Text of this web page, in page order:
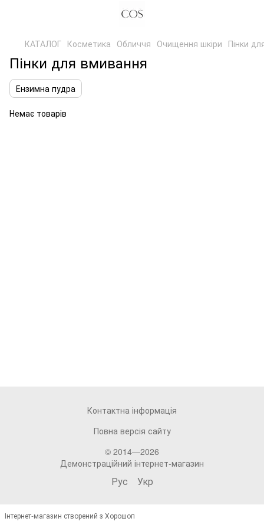
КАТАЛОГ Косметика Обличчя Очищення шкіри Пінки
Пінки для вмивання
Ензимна пудра
Немає товарів
Контактна інформація
Повна версія сайту
© 2014—2026
Демонстраційний інтернет-магазин
Рус Укр
Інтернет-магазин створений з Хорошоп